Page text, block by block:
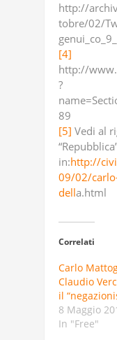
http://
tobre/02/
[4]
http://
?
89
[5] Vedi al
in:http://
09/02/
della.html
Correlati
Carlo
Claudio
il
8 Maggio
In "Free"